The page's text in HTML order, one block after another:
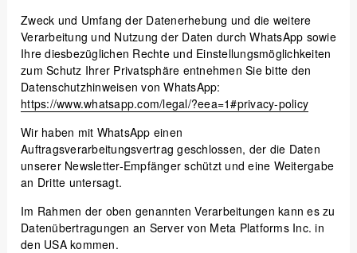
Zweck und Umfang der Datenerhebung und die weitere
Verarbeitung und Nutzung der Daten durch WhatsApp sowie
Ihre diesbezüglichen Rechte und Einstellungsmöglichkeiten
zum Schutz Ihrer Privatsphäre entnehmen Sie bitte den
Datenschutzhinweisen von WhatsApp:
https://www.whatsapp.com/legal/?eea=1#privacy-policy
Wir haben mit WhatsApp einen
Auftragsverarbeitungsvertrag geschlossen, der die Daten
unserer Newsletter-Empfänger schützt und eine Weitergabe
an Dritte untersagt.
Im Rahmen der oben genannten Verarbeitungen kann es zu
Datenübertragungen an Server von Meta Platforms Inc. in
den USA kommen.